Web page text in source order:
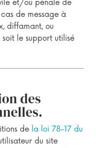
et/ou pénale de
cas de message à
diffamant, ou
le support utilisé
des
de la loi 78-17 du
du site